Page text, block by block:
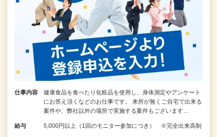
仕事内容
健康食品を食べたり化粧品を使用し、身体測定やアンケート
にお答え頂くなどのお仕事です。 来所が無くご自宅で出来る
案件や、弊社以外の場所で実施する案件もございます…
給与 5,000円以上（1回のモニター参加につき） ※完全出来高制